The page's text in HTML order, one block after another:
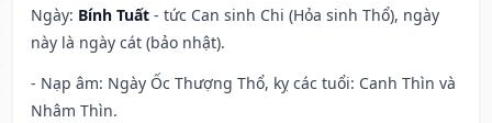
Ngày: Bính Tuất - tức Can sinh Chi (Hỏa sinh Thổ), ngày
này là ngày cát (bảo nhật).
- Nạp âm: Ngày Ốc Thượng Thổ, kỵ các tuổi: Canh Thìn và
Nhâm Thìn.